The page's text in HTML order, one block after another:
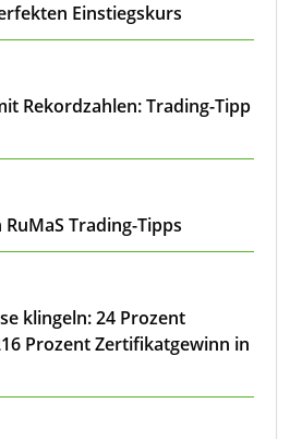
Einstiegskurs
Rekordzahlen: Trading-Tipp
Trading-Tipps
klingeln: 24 Prozent
Prozent Zertifikatgewinn in